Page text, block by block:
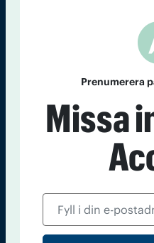
Chefredaktör och ansvarig
Kontakt Om Tidningen
Läs tidigare
Accent
Prenumerera
Missa